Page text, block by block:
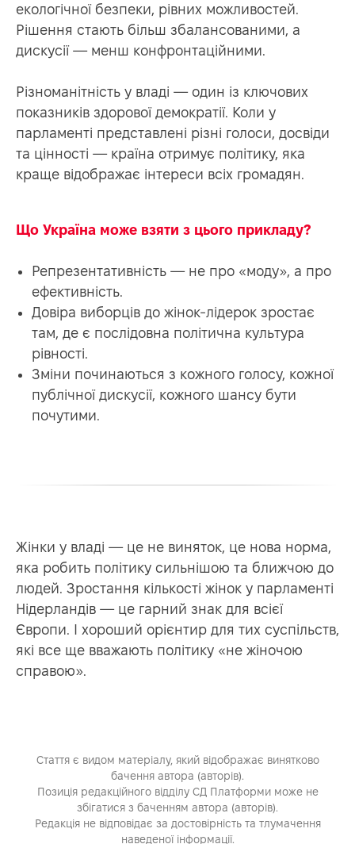
екологічної безпеки, рівних можливостей.
Рішення стають більш збалансованими, а
дискусії — менш конфронтаційними.
Різноманітність у владі — один із ключових
показників здорової демократії. Коли у
парламенті представлені різні голоси, досвіди
та цінності — країна отримує політику, яка
краще відображає інтереси всіх громадян.
Що Україна може взяти з цього прикладу?
Репрезентативність — не про «моду», а про
ефективність.
Довіра виборців до жінок-лідерок зростає
там, де є послідовна політична культура
рівності.
Зміни починаються з кожного голосу, кожної
публічної дискусії, кожного шансу бути
почутими.
Жінки у владі — це не виняток, це нова норма,
яка робить політику сильнішою та ближчою до
людей. Зростання кількості жінок у парламенті
Нідерландів — це гарний знак для всієї
Європи. І хороший орієнтир для тих суспільств,
які все ще вважають політику «не жіночою
справою».
Стаття є видом матеріалу, який відображає винятково
бачення автора (авторів).
Позиція редакційного відділу СД Платформи може не
збігатися з баченням автора (авторів).
Редакція не відповідає за достовірність та тлумачення
наведеної інформації.